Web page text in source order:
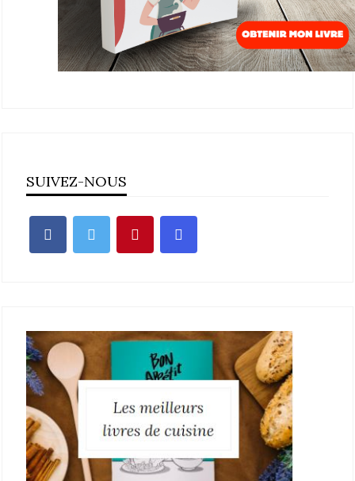
SUIVEZ-NOUS